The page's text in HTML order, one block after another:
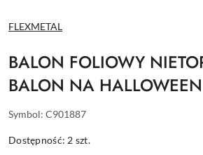
NAZWA
PRODUCENTA:
FLEXMETAL
BALON FOLIOWY
BALON NA
Symbol: C901887
Dostępność: 2 szt.